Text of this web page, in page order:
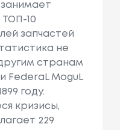
занимает
10
запчастей
не
странам
FederaL MoguL
году.
кризисы,
229